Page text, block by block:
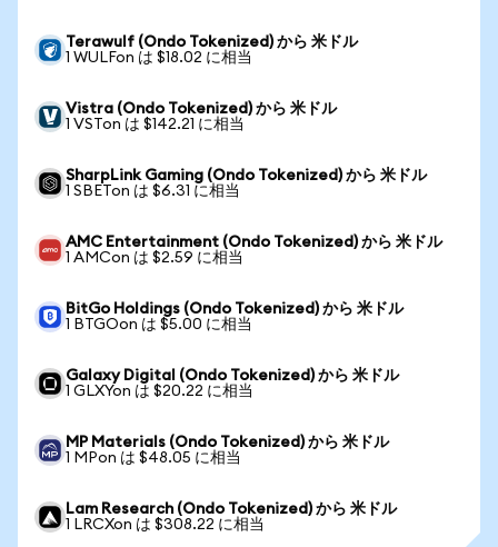
Terawulf (Ondo Tokenized) から 米ドル
1 WULFon は $18.02 に相当
Vistra (Ondo Tokenized) から 米ドル
1 VSTon は $142.21 に相当
SharpLink Gaming (Ondo Tokenized) から 米ドル
1 SBETon は $6.31 に相当
AMC Entertainment (Ondo Tokenized) から 米ドル
1 AMCon は $2.59 に相当
BitGo Holdings (Ondo Tokenized) から 米ドル
1 BTGOon は $5.00 に相当
Galaxy Digital (Ondo Tokenized) から 米ドル
1 GLXYon は $20.22 に相当
MP Materials (Ondo Tokenized) から 米ドル
1 MPon は $48.05 に相当
Lam Research (Ondo Tokenized) から 米ドル
1 LRCXon は $308.22 に相当